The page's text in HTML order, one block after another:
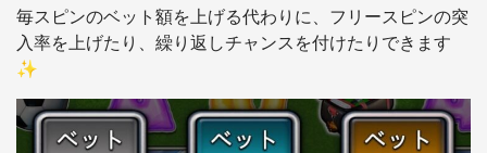
毎スピンのベット額を上げる代わりに、フリースピンの突
入率を上げたり、繰り返しチャンスを付けたりできます
✨